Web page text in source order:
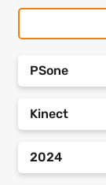
PSone
Kinect
2024